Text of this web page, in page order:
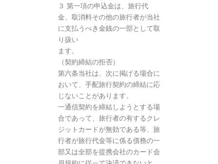
３ 第一項の申込金は、旅行代
金、取消料その他の旅行者が当社
に支払うべき金銭の一部として取
り扱い
ます。
（契約締結の拒否）
第六条当社は、次に掲げる場合に
おいて、手配旅行契約の締結に応
じないことがあります。
一通信契約を締結しようとする場
合であって、旅行者の有するクレ
ジットカードが無効である等、旅
行者が旅行代金等に係る債務の一
部又は全部を提携会社のカード会